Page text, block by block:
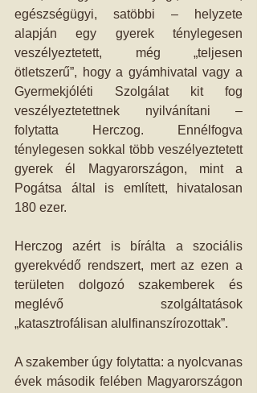
egészségügyi, satöbbi – helyzete
alapján egy gyerek ténylegesen
veszélyeztetett, még „teljesen
ötletszerű”, hogy a gyámhivatal vagy a
Gyermekjóléti Szolgálat kit fog
veszélyeztetettnek nyilvánítani –
folytatta Herczog. Ennélfogva
ténylegesen sokkal több veszélyeztetett
gyerek él Magyarországon, mint a
Pogátsa által is említett, hivatalosan
180 ezer.
Herczog azért is bírálta a szociális
gyerekvédő rendszert, mert az ezen a
területen dolgozó szakemberek és
meglévő szolgáltatások
„katasztrofálisan alulfinanszírozottak”.
A szakember úgy folytatta: a nyolcvanas
évek második felében Magyarországon